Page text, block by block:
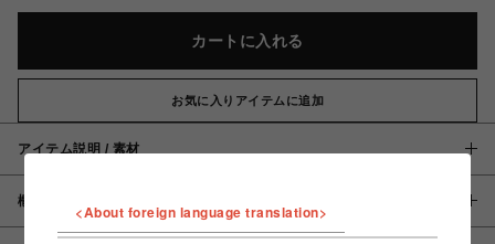
カートに入れる
お気に入りアイテムに追加
アイテム説明 / 素材
概要
<About foreign language translation>